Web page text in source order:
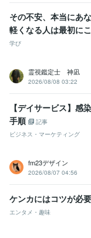
その不安、本当にあ
軽くなる人は最初に
学び
霊視鑑定士 神凪
2026/08/08 03:22
【デイサービス】感
手順
記事
ビジネス・マーケティング
fm23デザイン
2026/08/07 04:56
ケンカにはコツが必要
エンタメ・趣味